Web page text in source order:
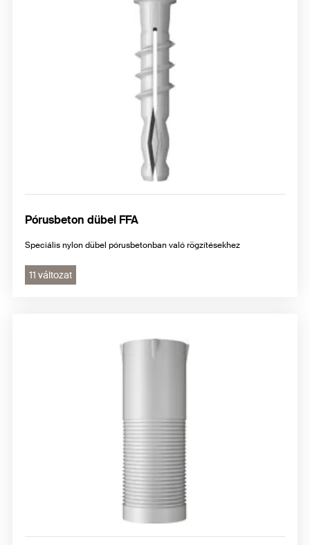
Pórusbeton dübel FFA
Speciális nylon dübel pórusbetonban való rögzítésekhez
11 változat